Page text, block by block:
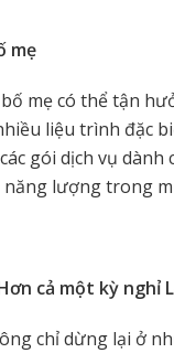
mẹ
mẹ có thể tận
liệu trình đặc
gói dịch vụ
lượng trong
cả một kỳ nghỉ
chỉ dừng lại ở